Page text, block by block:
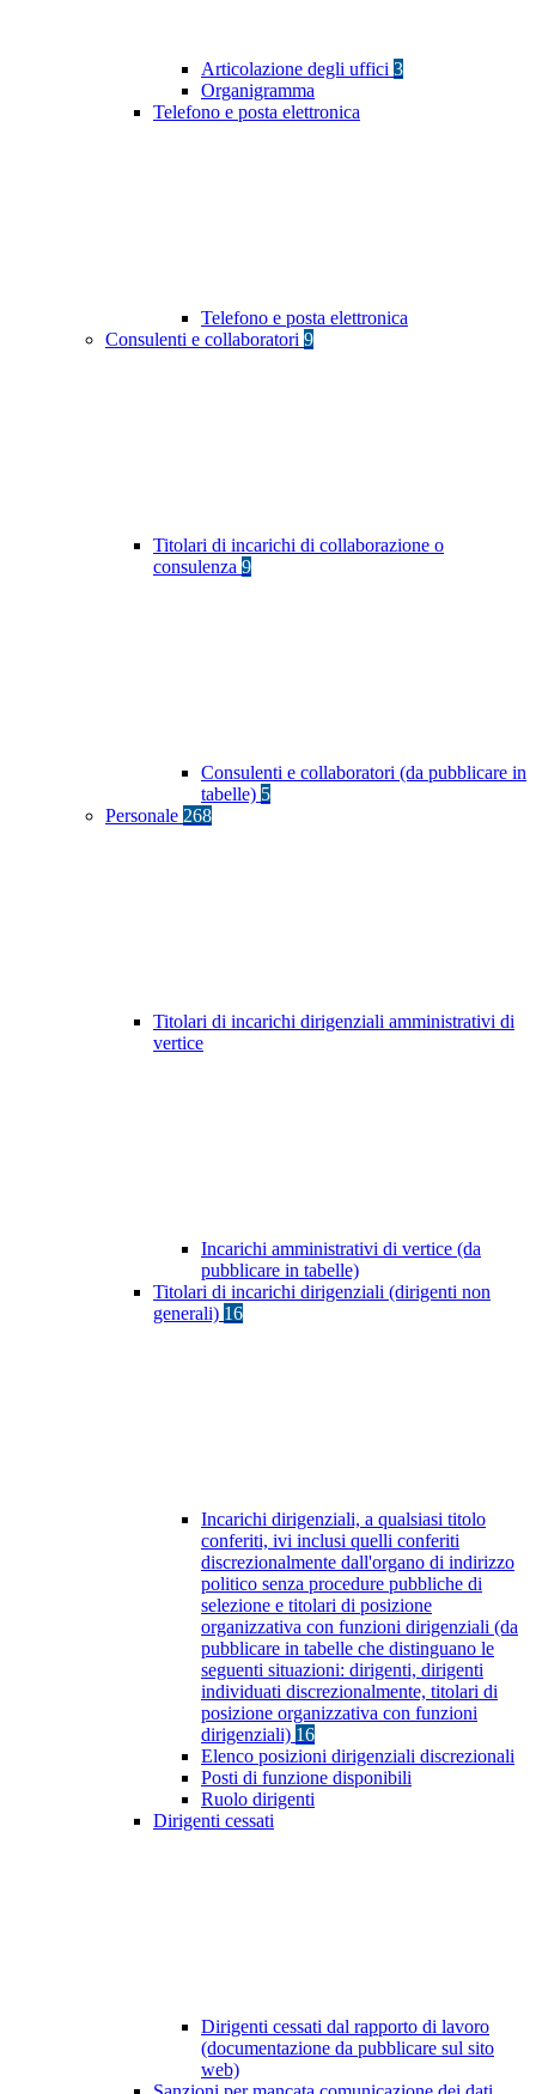
Articolazione degli uffici 3
Organigramma
Telefono e posta elettronica
Telefono e posta elettronica
Consulenti e collaboratori 9
Titolari di incarichi di collaborazione o
consulenza 9
Consulenti e collaboratori (da pubblicare in
tabelle) 5
Personale 268
Titolari di incarichi dirigenziali amministrativi di
vertice
Incarichi amministrativi di vertice (da
pubblicare in tabelle)
Titolari di incarichi dirigenziali (dirigenti non
generali) 16
Incarichi dirigenziali, a qualsiasi titolo
conferiti, ivi inclusi quelli conferiti
discrezionalmente dall'organo di indirizzo
politico senza procedure pubbliche di
selezione e titolari di posizione
organizzativa con funzioni dirigenziali (da
pubblicare in tabelle che distinguano le
seguenti situazioni: dirigenti, dirigenti
individuati discrezionalmente, titolari di
posizione organizzativa con funzioni
dirigenziali) 16
Elenco posizioni dirigenziali discrezionali
Posti di funzione disponibili
Ruolo dirigenti
Dirigenti cessati
Dirigenti cessati dal rapporto di lavoro
(documentazione da pubblicare sul sito
web)